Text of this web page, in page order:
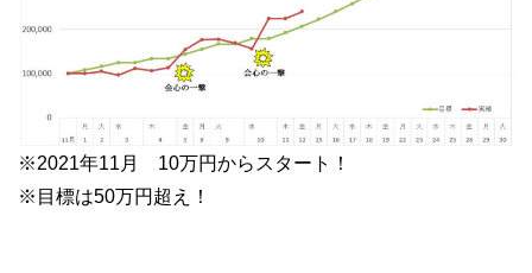
※2021年11月 10万円からスタート！
※目標は50万円超え！